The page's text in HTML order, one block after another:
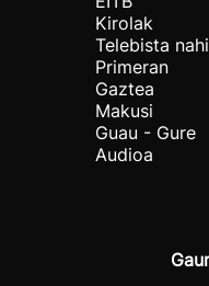
Kirolak
Telebista
Primeran
Gaztea
Makusi
Guau - Gure
Audioa